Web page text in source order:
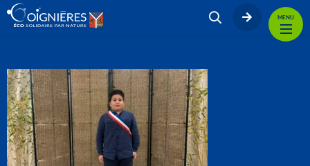
MENU